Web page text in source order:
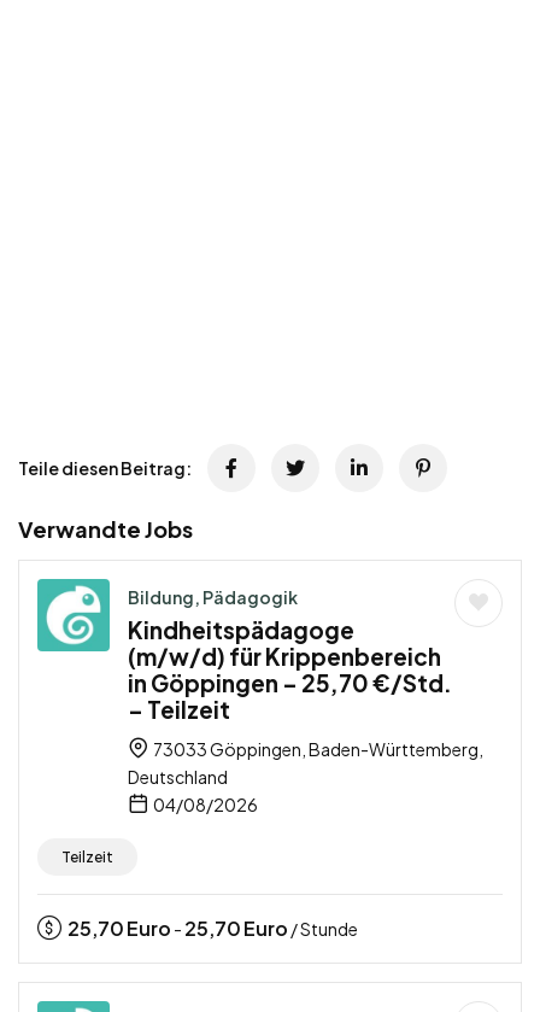
Teile diesen Beitrag:
Verwandte Jobs
Bildung, Pädagogik
Kindheitspädagoge
(m/w/d) für Krippenbereich
in Göppingen – 25,70 €/Std.
– Teilzeit
73033 Göppingen, Baden-Württemberg,
Deutschland
04/08/2026
Teilzeit
25,70Euro - 25,70Euro / Stunde